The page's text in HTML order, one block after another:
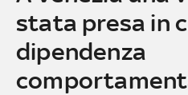
stata presa in
dipendenza